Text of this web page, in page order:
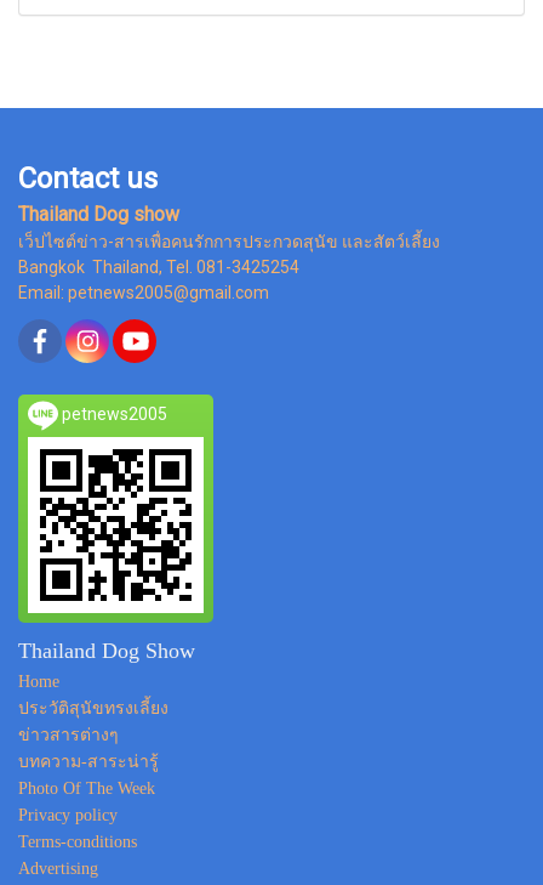
Contact us
Thailand Dog show
เว็ปไซต์ข่าว-สารเพื่อคนรักการประกวดสุนัข และสัตว์เลี้ยง
Bangkok Thailand, Tel. 081-3425254
Email: petnews2005@gmail.com
petnews2005
Thailand Dog Show
Home
ประวัติสุนัขทรงเลี้ยง
ข่าวสารต่างๆ
บทความ-สาระน่ารู้
Photo Of The Week
Privacy policy
Terms-conditions
Advertising